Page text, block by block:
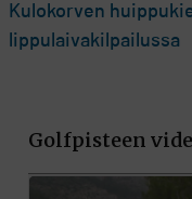
Kulokorven
lippulaivakilpailussa